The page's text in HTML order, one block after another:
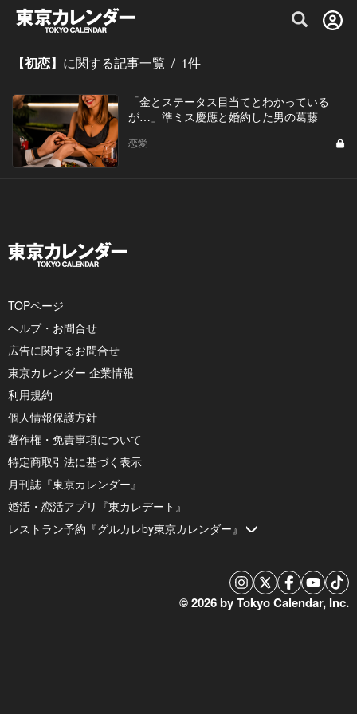
グルメ情報・プレミアムレストラン予約
【初恋】 に関する記事一覧 / 1件
「金とステータス目当てとわかっている
が…」準ミス慶應と婚約した男の葛藤
恋愛
TOPページ
ヘルプ・お問合せ
広告に関するお問合せ
東京カレンダー 企業情報
利用規約
個人情報保護方針
著作権・免責事項について
特定商取引法に基づく表示
月刊誌『東京カレンダー』
婚活・恋活アプリ『東カレデート』
レストラン予約『グルカレby東京カレンダー』
© 2026 by Tokyo Calendar, Inc.